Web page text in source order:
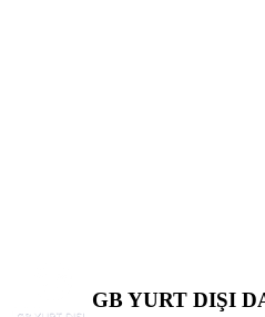
GB YURT DIŞI